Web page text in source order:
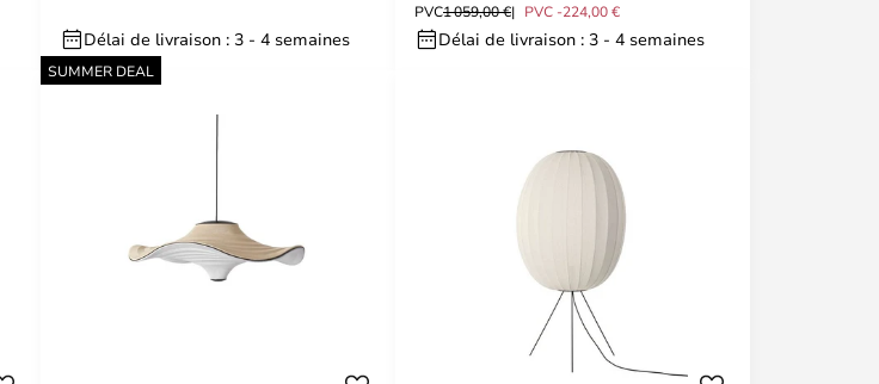
Délai de livraison : 3 - 4 semaines
PVC1 059,00 € PVC -224,00 €
Délai de livraison : 3 - 4 semaines
SUMMER DEAL